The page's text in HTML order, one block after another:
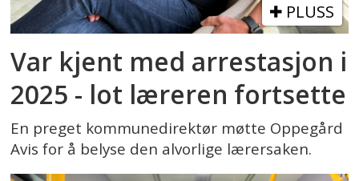
PLUSS
Var kjent med arrestasjon i
2025 - lot læreren fortsette
En preget kommunedirektør møtte Oppegård
Avis for å belyse den alvorlige lærersaken.